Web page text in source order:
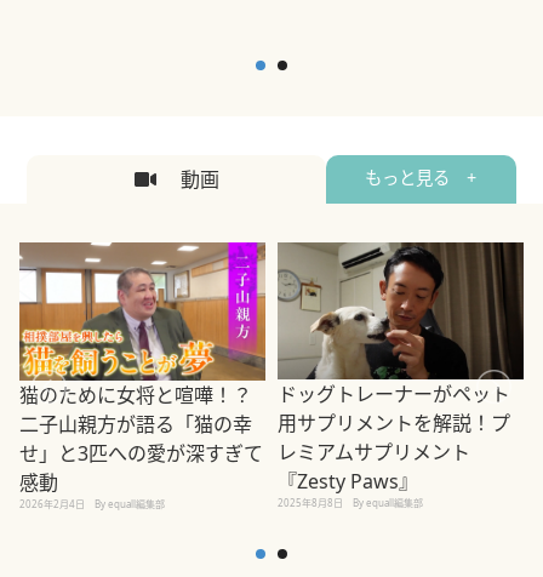
動画 もっと見る +
猫のために女将と喧嘩！？
二子山親方が語る「猫の幸
せ」と3匹への愛が深すぎて
感動
2026年2月4日 By equall編集部
ドッグトレーナーがペット
用サプリメントを解説！プ
レミアムサプリメント
『Zesty Paws』
2025年8月8日 By equall編集部